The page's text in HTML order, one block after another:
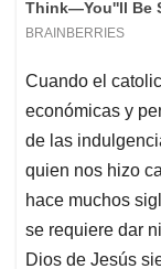
Cuando el
económicas y
de las
quien nos hizo
hace muchos
se requiere dar
Dios de Jesús